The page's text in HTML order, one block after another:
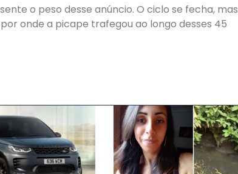
o peso desse anúncio. O ciclo se fecha, mas
onde a picape trafegou ao longo desses 45